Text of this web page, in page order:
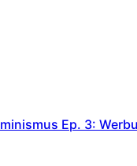
Ep. 3: